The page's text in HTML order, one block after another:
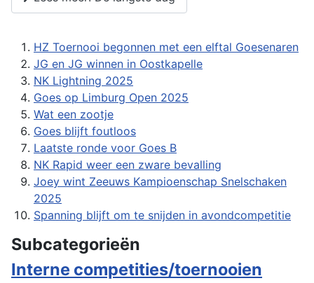
HZ Toernooi begonnen met een elftal Goesenaren
JG en JG winnen in Oostkapelle
NK Lightning 2025
Goes op Limburg Open 2025
Wat een zootje
Goes blijft foutloos
Laatste ronde voor Goes B
NK Rapid weer een zware bevalling
Joey wint Zeeuws Kampioenschap Snelschaken
2025
Spanning blijft om te snijden in avondcompetitie
Subcategorieën
Interne competities/toernooien